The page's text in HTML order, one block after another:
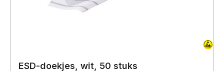
ESD-doekjes, wit, 50 stuks